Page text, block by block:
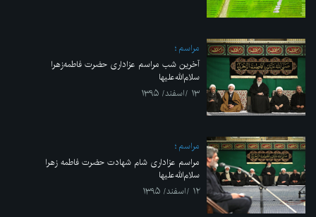
مراسم
آخرین شب مراسم عزاداری حضرت فاطمه‌زهرا
سلام‌الله‌علیها
۱۳ /اسفند/ ۱۳۹۵
مراسم
مراسم عزاداری شام شهادت حضرت فاطمه زهرا
سلام‌الله‌علیها
۱۲ /اسفند/ ۱۳۹۵